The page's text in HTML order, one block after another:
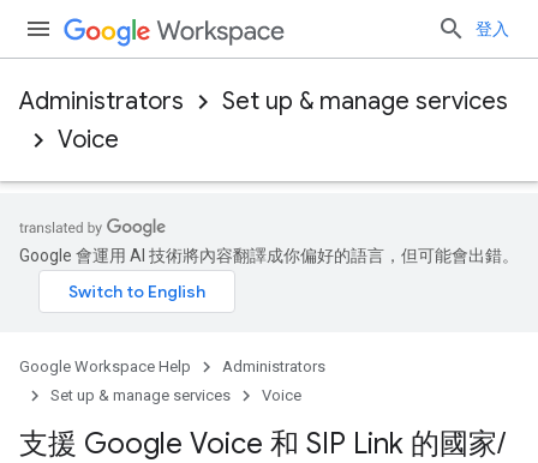
登入
Administrators
Set up & manage services
Voice
Google 會運用 AI 技術將內容翻譯成你偏好的語言，但可能會出錯。
Google Workspace Help
Administrators
Set up & manage services
Voice
支援 Google Voice 和 SIP Link 的國家/